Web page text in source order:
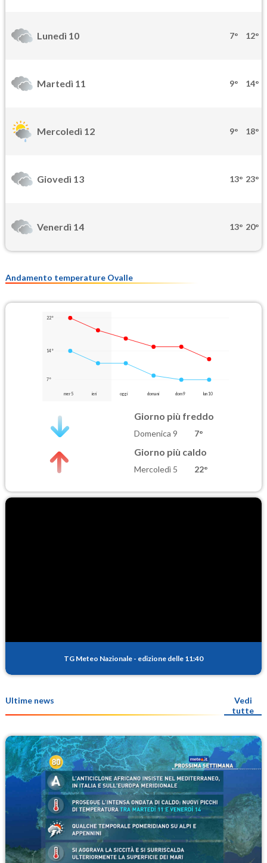
Lunedì 10 7° 12°
Martedì 11 9° 14°
Mercoledì 12 9° 18°
Giovedì 13 13° 23°
Venerdì 14 13° 20°
Andamento temperature Ovalle
22°
14°
7°
mer 5 ieri oggi domani dom 9 lun 10
Giorno più freddo
Domenica 9 7°
Giorno più caldo
Mercoledì 5 22°
TG Meteo Nazionale - edizione delle 11:40
Ultime news
Vedi
tutte